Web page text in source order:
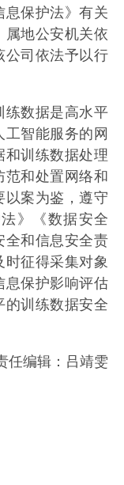
息保护法》有关
属地公安机关依
公司依法予以行
练数据是高水平
智能服务的网
和训练数据处理
和处置网络和
以案为鉴，遵守
》《数据安全
全和信息安全责
时征得采集对象
息保护影响评估
的训练数据安全
任编辑：吕靖雯